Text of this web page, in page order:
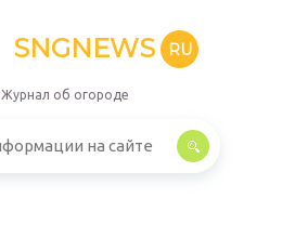
SNGNEWS RU
Журнал об огороде